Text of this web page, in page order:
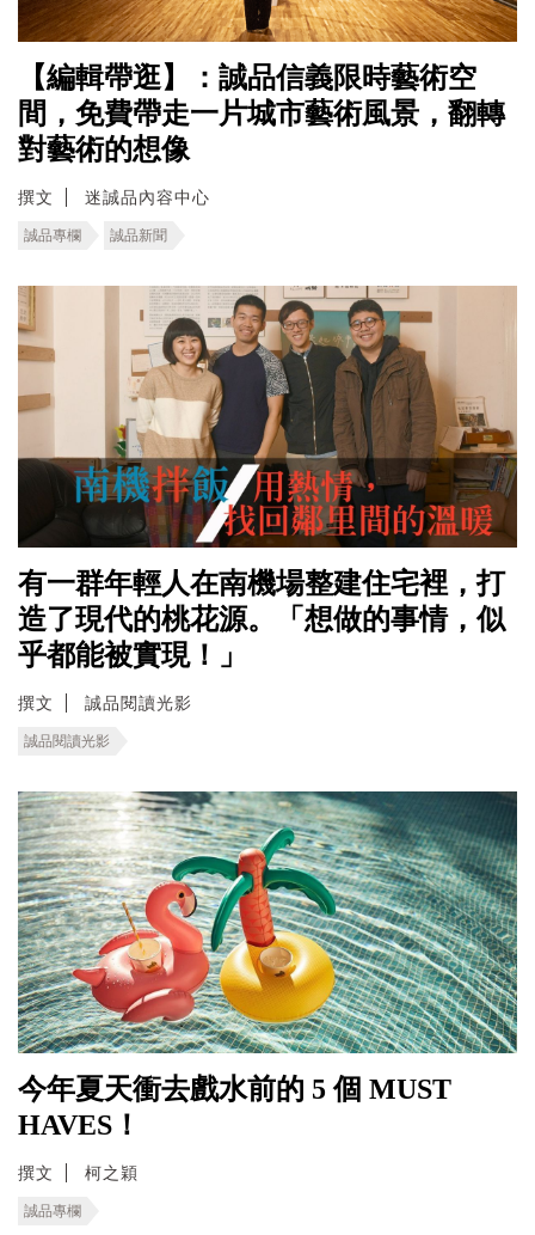
【編輯帶逛】：誠品信義限時藝術空
間，免費帶走一片城市藝術風景，翻轉
對藝術的想像
撰文 迷誠品內容中心
誠品專欄 誠品新聞
有一群年輕人在南機場整建住宅裡，打
造了現代的桃花源。「想做的事情，似
乎都能被實現！」
撰文 誠品閱讀光影
誠品閱讀光影
今年夏天衝去戲水前的 5 個 MUST
HAVES！
撰文 柯之穎
誠品專欄